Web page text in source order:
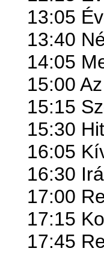
13:05
13:40
14:05
15:00
15:15
15:30
16:05
16:30
17:00
17:15
17:45